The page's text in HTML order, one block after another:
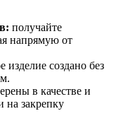
получайте
напрямую от
изделие создано без
в качестве и
на закрепку